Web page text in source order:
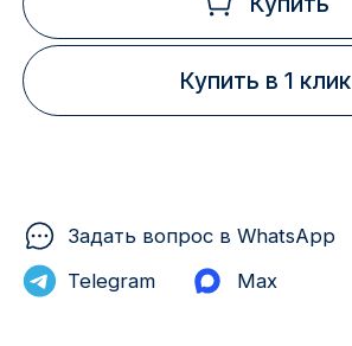
Купить в 1 клик
Задать вопрос в WhatsApp
Telegram
Max